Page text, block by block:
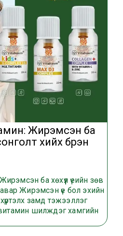
Жирэмсэн ба
хийх бүрэн
ба хөхүүл үеийн зөв
Жирэмсэн үе бол эхийн
замд тэжээллэг
шилждэг хамгийн